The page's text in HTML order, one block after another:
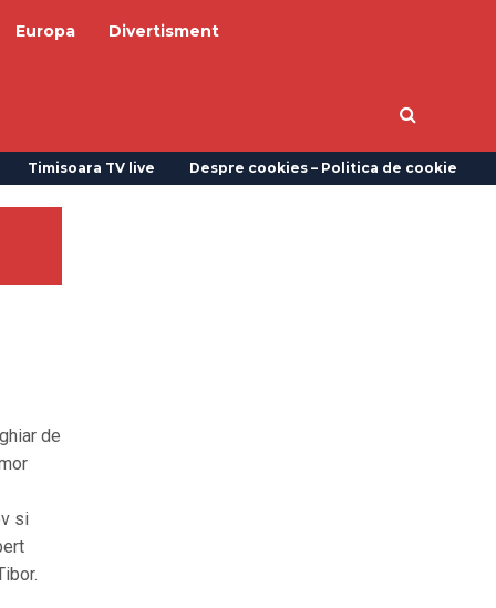
Europa
Divertisment
Timisoara TV live Despre cookies – Politica de cookie
de
si